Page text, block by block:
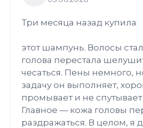
Три месяца назад купила
этот шампунь. Волосы
голова перестала
чесаться. Пены немного,
задачу он выполняет,
промывает и не
Главное — кожа головы
раздражаться. В целом, я